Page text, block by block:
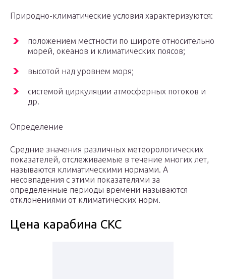
Природно-климатические условия характеризуются:
положением местности по широте относительно
морей, океанов и климатических поясов;
высотой над уровнем моря;
системой циркуляции атмосферных потоков и
др.
Определение
Средние значения различных метеорологических
показателей, отслеживаемые в течение многих лет,
называются климатическими нормами. А
несовпадения с этими показателями за
определенные периоды времени называются
отклонениями от климатических норм.
Цена карабина СКС